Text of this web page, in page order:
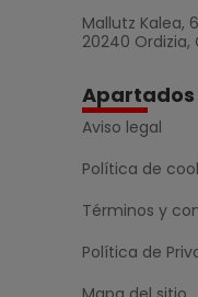
Mallutz Kalea, 6
20240 Ordizia,
Aviso legal
Política de
Términos y
Política de